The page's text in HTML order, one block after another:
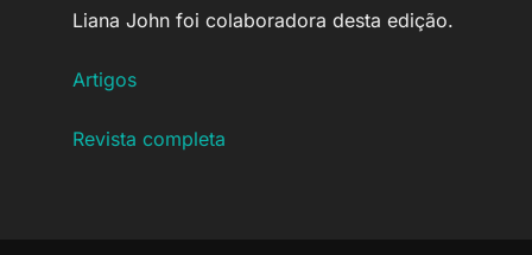
Liana John foi colaboradora desta edição.
Artigos
Revista completa